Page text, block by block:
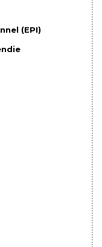
(EPI)